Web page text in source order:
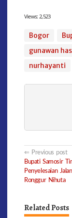
Views: 2,523
Bogor
gunawan
nurhayanti
Post
Previous post
Bupati Samosir
Penyelesaian
Ronggur Nihuta
Related Posts